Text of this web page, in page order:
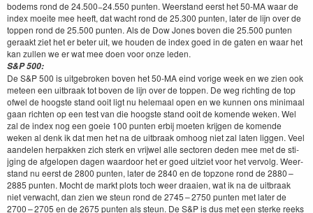
bodems rond de 24.500−24.550 pun­ten. Weer­stand eerst het50-MAwaar de
index moeite mee heeft, dat wacht rond de 25.300 pun­ten, lat­er de lijn over de
top­pen rond de 25.500 pun­ten. Als de Dow Jones boven die 25.500 pun­ten
ger­aakt ziet het er beter uit, we houden de index goed in de gat­en en waar het
kan zullen we er wat mee doen voor onze leden.
S&P500:
De S&P500 is uit­ge­bro­ken boven het50-MAeind vorige week en we zien ook
meteen een uit­braak tot boven de lijn over de top­pen. De weg richt­ing de top
ofwel de hoog­ste stand ooit ligt nu hele­maal open en we kun­nen ons min­i­maal
gaan richt­en op een test van die hoog­ste stand ooit de komende weken. Wel
zal de index nog een goeie 100 pun­ten erbij moeten kri­j­gen de komende
weken al denk ik dat men het na de uit­braak omhoog niet zal lat­en liggen. Veel
aan­de­len her­pakken zich sterk en vri­jwel alle sec­toren deden mee met de sti­
jging de afgelopen dagen waar­door het er goed uitzi­et voor het ver­volg. Weer­
stand nu eerst de 2800 pun­ten, lat­er de 2840 en de top­zone rond de 2880–
2885 pun­ten. Mocht de markt plots toch weer draaien, wat ik na de uit­braak
niet verwacht, dan zien we ste­un rond de 2745–2750 pun­ten met lat­er de
2700–2705 en de 2675 pun­ten als ste­un. De S&P is dus met een sterke reeks